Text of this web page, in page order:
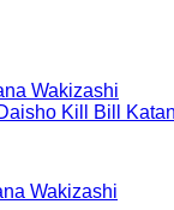
Wakizashi